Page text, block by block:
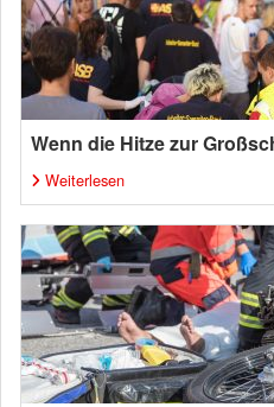
Wenn die Hitze zur
Weiterlesen